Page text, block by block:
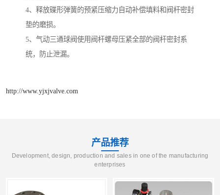
4、释放碟形弹簧的预紧压缩力自动补偿填料和阀杆密封
垫的磨损。
5、气动三通球阀使用阀杆螺母压紧全部的阀杆密封系
统，防止泄漏。
http://www.yjxjvalve.com
产品推荐
Development, design, production and sales in one of the manufacturing
enterprises